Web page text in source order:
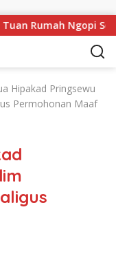
Rumah Ngopi Serasi
Hipakad Pringsewu
Permohonan Maaf